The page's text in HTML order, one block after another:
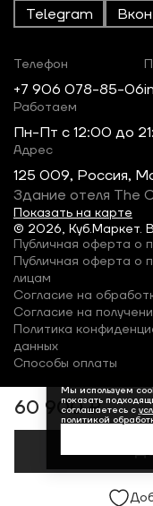
60 900 ₽
Telegram
© 2026, Куб.Маркет.
Телефон
+7 906 078-85-06
Работаем
Пн-Пт c 12:00 до
Адрес
125 009, Россия,
Здание отеля The
Показать на карте
Публичная оферта о
Публичная оферта о
лицам
Согласие на
Согласие на
Политика
данных
Способы оплаты
Мы используем
показать
соглашаетесь с
политикой